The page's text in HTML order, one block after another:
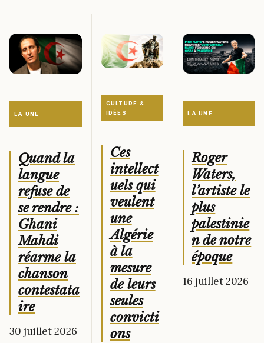
LA UNE
Quand la
langue
refuse de
se rendre :
Ghani
Mahdi
réarme la
chanson
contestata
ire
30 juillet 2026
CULTURE &
IDÉES
Ces
intellect
uels qui
veulent
une
Algérie
à la
mesure
de leurs
seules
convicti
ons
LA UNE
Roger
Waters,
l’artiste le
plus
palestinie
n de notre
époque
16 juillet 2026